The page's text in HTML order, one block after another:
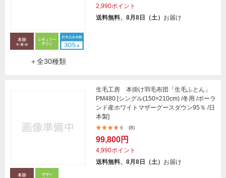
＋全30種類
2,990ポイント
送料無料、8月8日（土） お届け
生毛工房 本掛け羽毛布団「生毛ふとん」
PM480 [シングル(150×210cm) /冬用 /ポーラ
ンド産ホワイトマザーグースダウン95％ /日
本製]
(8)
99,800円
4,990ポイント
送料無料、8月8日（土） お届け